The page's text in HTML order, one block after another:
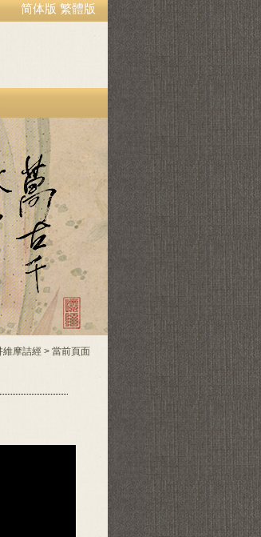
简体版 繁體版
維摩詰經 > 當前頁面